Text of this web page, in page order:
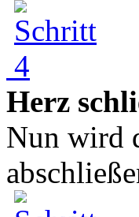
Herz
Nun wird